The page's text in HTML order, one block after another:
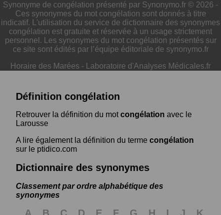
Synonyme de congélation présenté par Synonymo.fr © 2026 -
Ces synonymes du mot congélation sont donnés à titre
indicatif. L'utilisation du service de dictionnaire des synonymes
congélation est gratuite et réservée à un usage strictement
personnel. Les synonymes du mot congélation présentés sur
ce site sont édités par l’équipe éditoriale de synonymo.fr
Horaire des Marées - Laboratoire d'Analyses Médicales.fr
Définition congélation
Retrouver la définition du motcongélation avec le
Larousse
A lire également la définition du terme congélation
sur le ptidico.com
Dictionnaire des synonymes
Classement par ordre alphabétique des
synonymes